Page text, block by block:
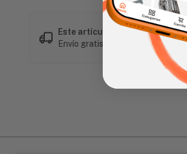
Haz clic
Este artículo es popular
Envío gratis en compras mayores